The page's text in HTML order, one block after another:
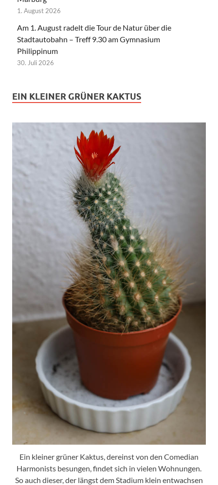
1. August 2026
Am 1. August radelt die Tour de Natur über die
Stadtautobahn – Treff 9.30 am Gymnasium
Philippinum
30. Juli 2026
EIN KLEINER GRÜNER KAKTUS
Ein kleiner grüner Kaktus, dereinst von den Comedian
Harmonists besungen, findet sich in vielen Wohnungen.
So auch dieser, der längst dem Stadium klein entwachsen